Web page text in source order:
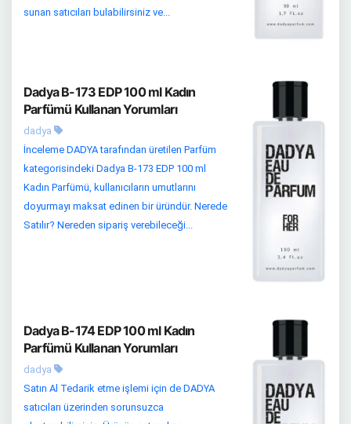
sunan satıcıları bulabilirsiniz ve...
Dadya B-173 EDP 100 ml Kadın
Parfümü Kullanan Yorumları
dadya
İnceleme DADYA tarafından üretilen Parfüm
kategorisindeki Dadya B-173 EDP 100 ml
Kadın Parfümü, kullanıcıların umutlarını
doyurmayı maksat edinen bir üründür. Nerede
Satılır? Nereden sipariş verebileceği...
Dadya B-174 EDP 100 ml Kadın
Parfümü Kullanan Yorumları
dadya
Satın Al Tedarik etme işlemi için de DADYA
satıcıları üzerinden sorunsuzca